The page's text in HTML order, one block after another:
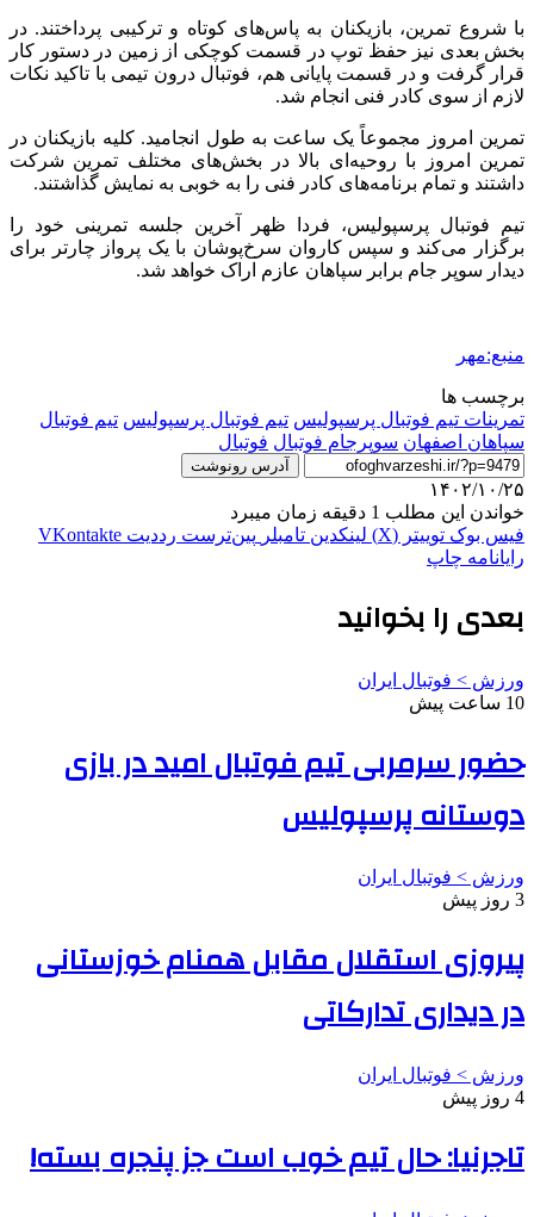
با شروع تمرین، بازیکنان به پاس‌های کوتاه و ترکیبی پرداختند. در
بخش بعدی نیز حفظ توپ در قسمت کوچکی از زمین در دستور کار
قرار گرفت و در قسمت پایانی هم، فوتبال درون تیمی با تاکید نکات
لازم از سوی کادر فنی انجام شد.
تمرین امروز مجموعاً یک ساعت به طول انجامید. کلیه بازیکنان در
تمرین امروز با روحیه‌ای بالا در بخش‌های مختلف تمرین شرکت
داشتند و تمام برنامه‌های کادر فنی را به خوبی به نمایش گذاشتند.
تیم فوتبال پرسپولیس، فردا ظهر آخرین جلسه تمرینی خود را
برگزار می‌کند و سپس کاروان سرخ‌پوشان با یک پرواز چارتر برای
دیدار سوپر جام برابر سپاهان عازم اراک خواهد شد.
منبع:مهر
برچسب ها
تمرینات تیم فوتبال پرسپولیس تیم فوتبال پرسپولیس تیم فوتبال
سپاهان اصفهان سوپرجام فوتبال فوتبال
آدرس رونوشت
۱۴۰۲/۱۰/۲۵
خواندن این مطلب 1 دقیقه زمان میبرد
فیس بوک توییتر (X) لینکدین ‫تامبلر ‫پین‌ترست ‫رددیت ‫VKontakte
رایانامه چاپ
بعدی را بخوانید
ورزش > فوتبال ایران
10 ساعت پیش
حضور سرمربی تیم فوتبال امید در بازی
دوستانه پرسپولیس
ورزش > فوتبال ایران
3 روز پیش
پیروزی استقلال مقابل همنام خوزستانی
در دیداری تدارکاتی
ورزش > فوتبال ایران
4 روز پیش
تاجرنیا: حال تیم خوب است جز پنجره بسته!